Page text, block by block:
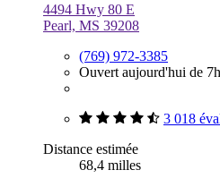
4494 Hwy 80 E
Pearl, MS 39208
(769) 972-3385
Ouvert aujourd'hui de
3 018
Distance estimée
68,4 milles